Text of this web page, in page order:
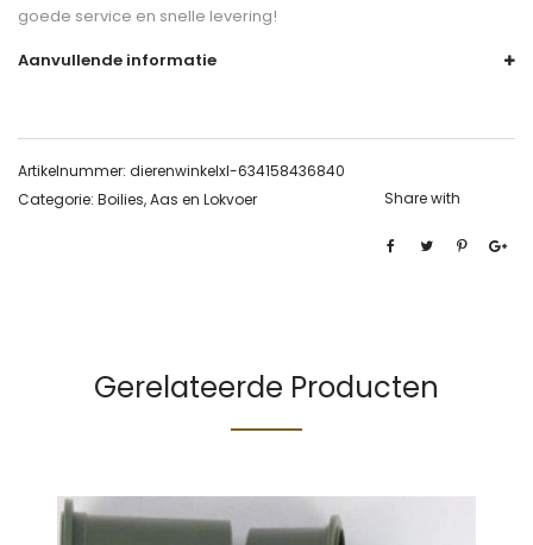
goede service en snelle levering!
Aanvullende informatie
Artikelnummer: dierenwinkelxl-634158436840
Categorie: Boilies, Aas en Lokvoer Share with
Gerelateerde Producten